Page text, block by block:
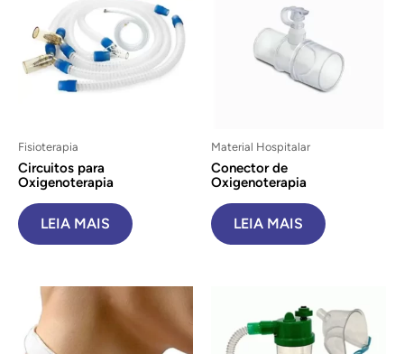
Fisioterapia
Circuitos para
Oxigenoterapia
LEIA MAIS
Material Hospitalar
Conector de
Oxigenoterapia
LEIA MAIS